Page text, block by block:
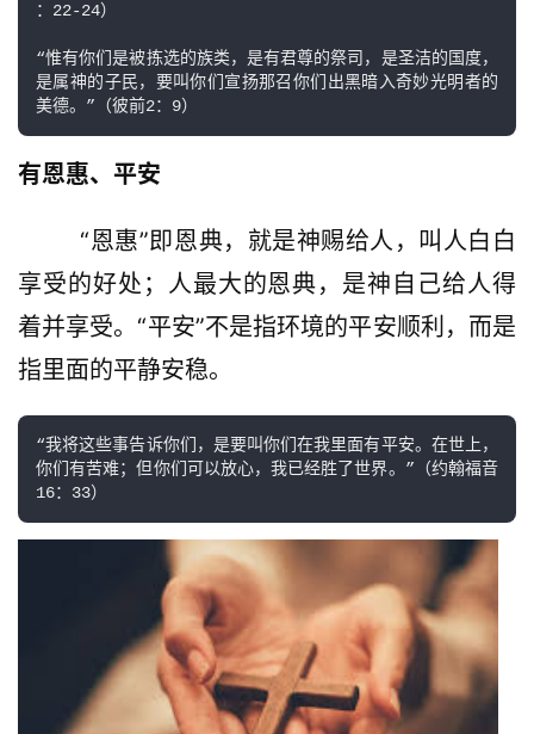
：22-24）
“惟有你们是被拣选的族类，是有君尊的祭司，是圣洁的国度，
是属神的子民，要叫你们宣扬那召你们出黑暗入奇妙光明者的
美德。”（彼前2：9）
有恩惠、平安
享受的好处；人最大的恩典，是神自己给人得
着并享受。“平安”不是指环境的平安顺利，而是
指里面的平静安稳。
“我将这些事告诉你们，是要叫你们在我里面有平安。在世上，
你们有苦难；但你们可以放心，我已经胜了世界。”（约翰福音
16：33）